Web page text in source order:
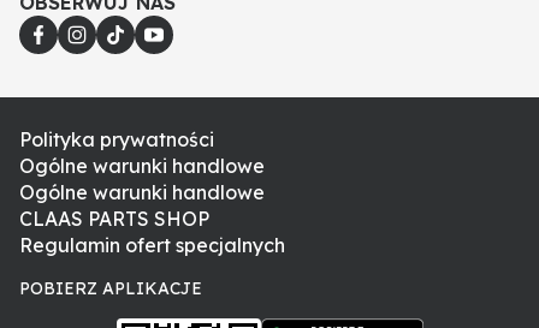
Polityka prywatności
Ogólne warunki handlowe
Ogólne warunki handlowe
CLAAS PARTS SHOP
Regulamin ofert specjalnych
POBIERZ APLIKACJE